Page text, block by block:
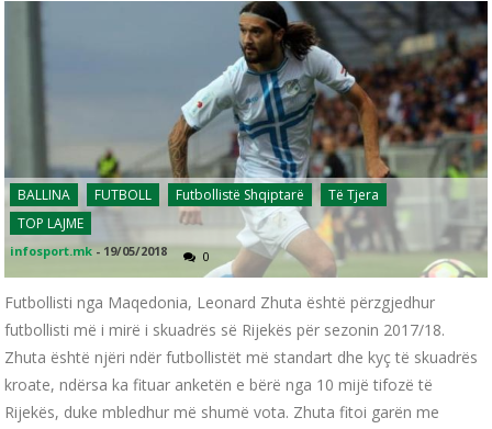
BALLINA FUTBOLL Futbollistë Shqiptarë
Të Tjera
TOP LAJME
infosport.mk - 19/05/2018 0
Futbollisti nga Maqedonia, Leonard Zhuta është përzgjedhur
futbollisti më i mirë i skuadrës së Rijekës për sezonin 2017/18.
Zhuta është njëri ndër futbollistët më standart dhe kyç të skuadrës
kroate, ndërsa ka fituar anketën e bërë nga 10 mijë tifozë të
Rijekës, duke mbledhur më shumë vota. Zhuta fitoi garën me